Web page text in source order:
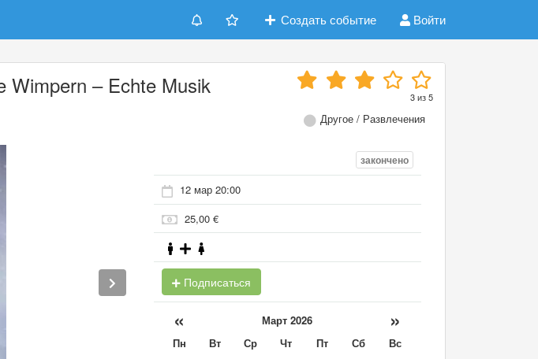
Создать событие Войти
Wimpern – Echte Musik 3из5
Другое / Развлечения
закончено
12 мар 20:00
25,00 €
Подписаться
« Март 2026 »
Пн Вт Ср Чт Пт Сб
Вс